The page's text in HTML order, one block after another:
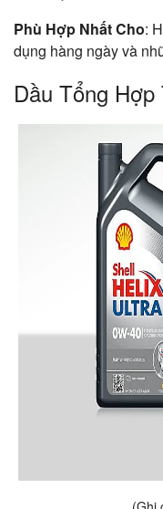
Phù Hợp Nhất Cho:
dụng hàng ngày và
Dầu Tổng Hợp